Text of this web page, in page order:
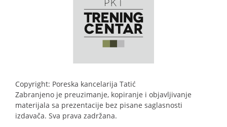
Copyright: Poreska kancelarija Tatić
Zabranjeno je preuzimanje, kopiranje i objavljivanje
materijala sa prezentacije bez pisane saglasnosti
izdavača. Sva prava zadržana.